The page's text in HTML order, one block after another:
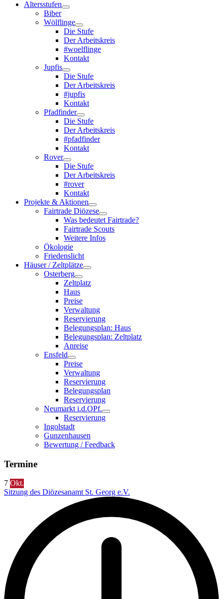
Altersstufen
Biber
Wölflinge
Die Stufe
Der Arbeitskreis
#woelflinge
Kontakt
Jupfis
Die Stufe
Der Arbeitskreis
#jupfis
Kontakt
Pfadfinder
Die Stufe
Der Arbeitskreis
#pfadfinder
Kontakt
Rover
Die Stufe
Der Arbeitskreis
#rover
Kontakt
Projekte & Aktionen
Fairtrade Diözese
Was bedeutet Fairtrade?
Fairtrade Scouts
Weitere Infos
Ökologie
Friedenslicht
Häuser / Zeltplätze
Osterberg
Zeltplatz
Haus
Preise
Verwaltung
Reservierung
Belegungsplan: Haus
Belegungsplan: Zeltplatz
Anreise
Ensfeld
Preise
Verwaltung
Reservierung
Belegungsplan
Reservierung
Neumarkt i.d.OPf.
Reservierung
Ingolstadt
Gunzenhausen
Bewertung / Feedback
Termine
7 Okt.
Sitzung des Diözesanamt St. Georg e.V.